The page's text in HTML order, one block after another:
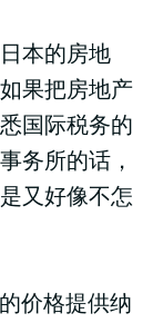
本的房地
果把房地产
国际税务的
务所的话，
又好像不怎
价格提供纳